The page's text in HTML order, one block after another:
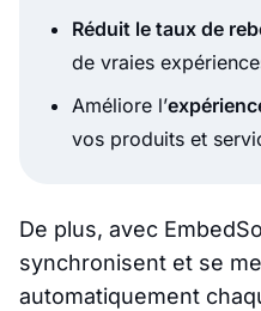
Réduit le taux de
de vraies
Améliore l’
vos produits et
De plus, avec
synchronisent et se
automatiquement